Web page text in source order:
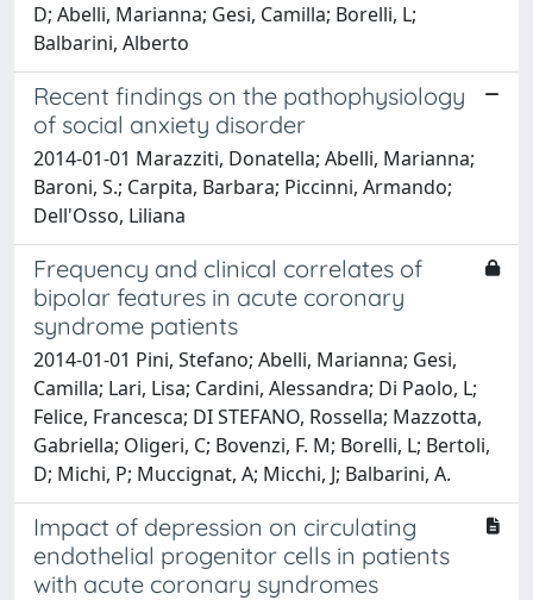
D; Abelli, Marianna; Gesi, Camilla; Borelli, L;
Balbarini, Alberto
Recent findings on the pathophysiology
of social anxiety disorder
2014-01-01 Marazziti, Donatella; Abelli, Marianna;
Baroni, S.; Carpita, Barbara; Piccinni, Armando;
Dell'Osso, Liliana
Frequency and clinical correlates of
bipolar features in acute coronary
syndrome patients
2014-01-01 Pini, Stefano; Abelli, Marianna; Gesi,
Camilla; Lari, Lisa; Cardini, Alessandra; Di Paolo, L;
Felice, Francesca; DI STEFANO, Rossella; Mazzotta,
Gabriella; Oligeri, C; Bovenzi, F. M; Borelli, L; Bertoli,
D; Michi, P; Muccignat, A; Micchi, J; Balbarini, A.
Impact of depression on circulating
endothelial progenitor cells in patients
with acute coronary syndromes